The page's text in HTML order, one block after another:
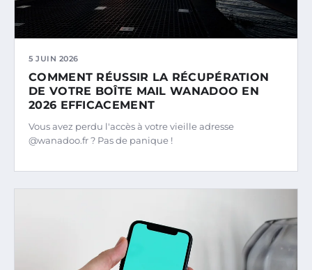
5 JUIN 2026
COMMENT RÉUSSIR LA RÉCUPÉRATION
DE VOTRE BOÎTE MAIL WANADOO EN
2026 EFFICACEMENT
Vous avez perdu l'accès à votre vieille adresse
@wanadoo.fr ? Pas de panique !